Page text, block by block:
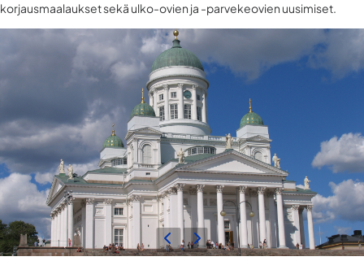
korjausmaalaukset sekä ulko-ovien ja -parvekeovien uusimiset.